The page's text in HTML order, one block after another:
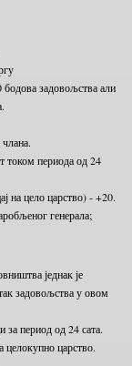
задовољства али
током периода од 24
на цело царство) - +20.
генерала;
једнак је
задовољства у овом
период од 24 сата.
целокупно царство.